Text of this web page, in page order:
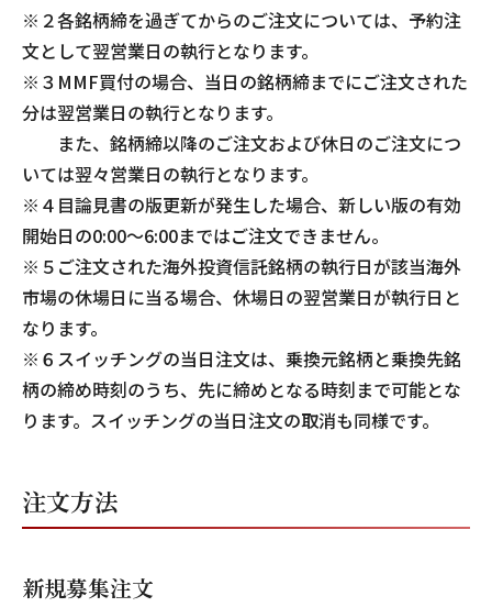
※２各銘柄締を過ぎてからのご注文については、予約注
文として翌営業日の執行となります。
※３MMF買付の場合、当日の銘柄締までにご注文された
分は翌営業日の執行となります。
また、銘柄締以降のご注文および休日のご注文につ
いては翌々営業日の執行となります。
※４目論見書の版更新が発生した場合、新しい版の有効
開始日の0:00～6:00まではご注文できません。
※５ご注文された海外投資信託銘柄の執行日が該当海外
市場の休場日に当る場合、休場日の翌営業日が執行日と
なります。
※６スイッチングの当日注文は、乗換元銘柄と乗換先銘
柄の締め時刻のうち、先に締めとなる時刻まで可能とな
ります。スイッチングの当日注文の取消も同様です。
注文方法
新規募集注文